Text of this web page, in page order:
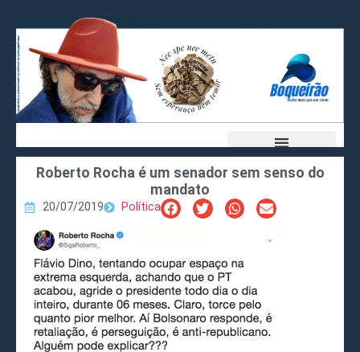
Roberto Rocha é um senador sem senso do
mandato
20/07/2019 Política